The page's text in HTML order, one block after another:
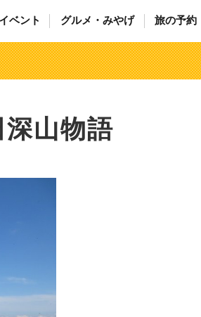
イベント グルメ・みやげ 旅の予約
山物語